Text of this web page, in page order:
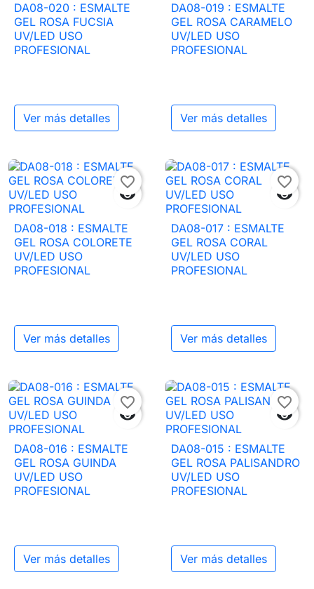
DA08-020 : ESMALTE
GEL ROSA FUCSIA
UV/LED USO
PROFESIONAL
Ver más detalles
DA08-019 : ESMALTE
GEL ROSA CARAMELO
UV/LED USO
PROFESIONAL
Ver más detalles

favorite_border
DA08-018 : ESMALTE
GEL ROSA COLORETE
UV/LED USO
PROFESIONAL
Ver más detalles

favorite_border
DA08-017 : ESMALTE
GEL ROSA CORAL
UV/LED USO
PROFESIONAL
Ver más detalles

favorite_border
DA08-016 : ESMALTE
GEL ROSA GUINDA
UV/LED USO
PROFESIONAL
Ver más detalles

favorite_border
DA08-015 : ESMALTE
GEL ROSA PALISANDRO
UV/LED USO
PROFESIONAL
Ver más detalles